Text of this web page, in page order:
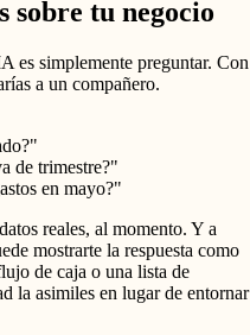
sobre tu negocio
es simplemente preguntar. Con
a un compañero.
de trimestre?"
en mayo?"
reales, al momento. Y a
mostrarte la respuesta como
de caja o una lista de
la asimiles en lugar de entornar